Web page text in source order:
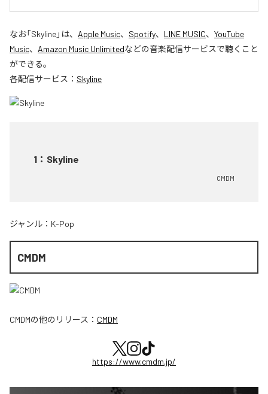
なお「Skyline」は、 Apple Music、 Spotify、 LINE MUSIC、 YouTube
Music、 Amazon Music Unlimitedなどの音楽配信サービスで聴くこと
ができる。
各配信サービス： Skyline
1 ： Skyline
CMDM
ジャンル： K-Pop
CMDM
CMDMの他のリリース： CMDM
https://www.cmdm.jp/